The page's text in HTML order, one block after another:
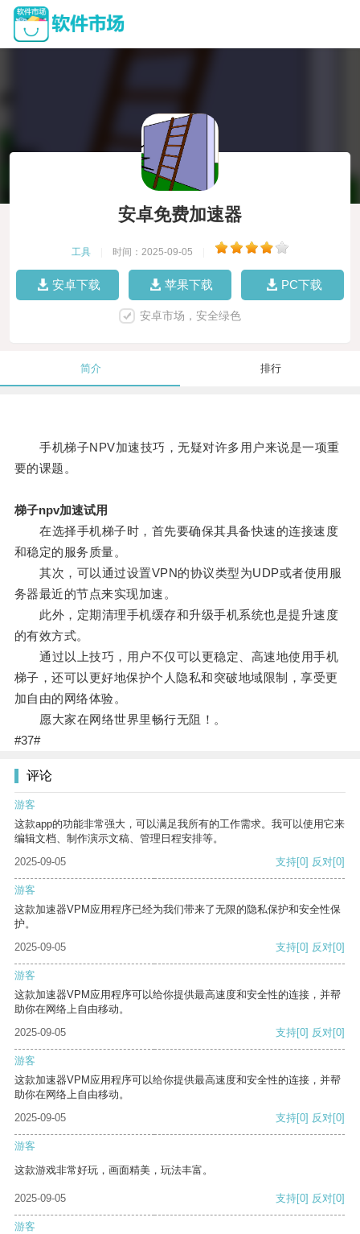
安卓免费加速器
工具 时间：2025-09-05
安卓下载 苹果下载 PC下载
安卓市场，安全绿色
简介 排行
手机梯子NPV加速技巧，无疑对许多用户来说是一项重
要的课题。
梯子npv加速试用
在选择手机梯子时，首先要确保其具备快速的连接速度
和稳定的服务质量。
其次，可以通过设置VPN的协议类型为UDP或者使用服
务器最近的节点来实现加速。
此外，定期清理手机缓存和升级手机系统也是提升速度
的有效方式。
通过以上技巧，用户不仅可以更稳定、高速地使用手机
梯子，还可以更好地保护个人隐私和突破地域限制，享受更
加自由的网络体验。
愿大家在网络世界里畅行无阻！。
#37#
评论
游客
这款app的功能非常强大，可以满足我所有的工作需求。我可以使用它来
编辑文档、制作演示文稿、管理日程安排等。
2025-09-05
支持[0] 反对[0]
游客
这款加速器VPM应用程序已经为我们带来了无限的隐私保护和安全性保
护。
2025-09-05
支持[0] 反对[0]
游客
这款加速器VPM应用程序可以给你提供最高速度和安全性的连接，并帮
助你在网络上自由移动。
2025-09-05
支持[0] 反对[0]
游客
这款加速器VPM应用程序可以给你提供最高速度和安全性的连接，并帮
助你在网络上自由移动。
2025-09-05
支持[0] 反对[0]
游客
这款游戏非常好玩，画面精美，玩法丰富。
2025-09-05 支持[0] 反对[0]
游客